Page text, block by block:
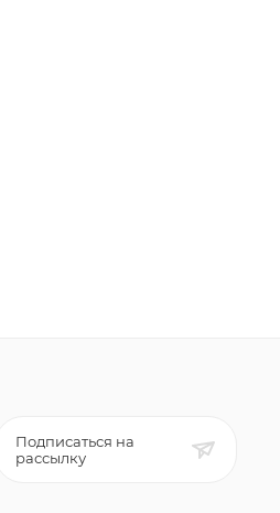
Подписаться на
рассылку